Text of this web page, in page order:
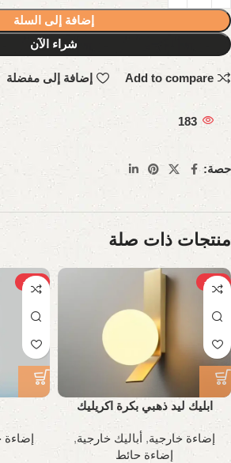
إضافة إلى السلة
شراء الآن
Add to compare إضافة إلى مفضلة
183
حصة:
منتجات ذات صلة
-21%
ابليك ليد ذهبي بكرة اكريليك
إضاءة خارجية, أباليك خارجية,
إضاءة حائط
-23%
إضاءة